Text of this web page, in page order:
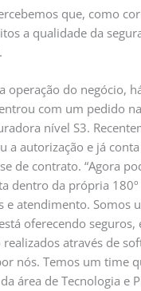
que, como
a qualidade da
operação do negócio,
com um pedido
nível S3.
a autorização e já
de contrato. “Agora
dentro da própria
e atendimento. Somos
oferecendo
realizados através de
nós. Temos um time
área de Tecnologia e